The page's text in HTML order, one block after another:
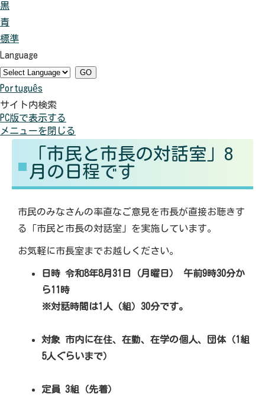
黒
色
を
黒
色
に
す
る
青
景
色
を
青
色
に
す
標準
景
色
を
元
に
戻
Language
GO
Português
サイト内検索
PC版で表示する
メニューを閉じる
「市民と市長の対話室」8
月の日程です
市民のみなさんの率直なご意見を市長が直接お聴きす
る「市民と市長の対話室」を実施しています。
お気軽に市長室までお越しください。
日時 令和8年8月31日（月曜日） 午前9時30分か
ら11時
※対話時間は1人（組）30分です。
対象 市内に在住、在勤、在学の個人、団体（1組
5人ぐらいまで）
定員 3組（先着）